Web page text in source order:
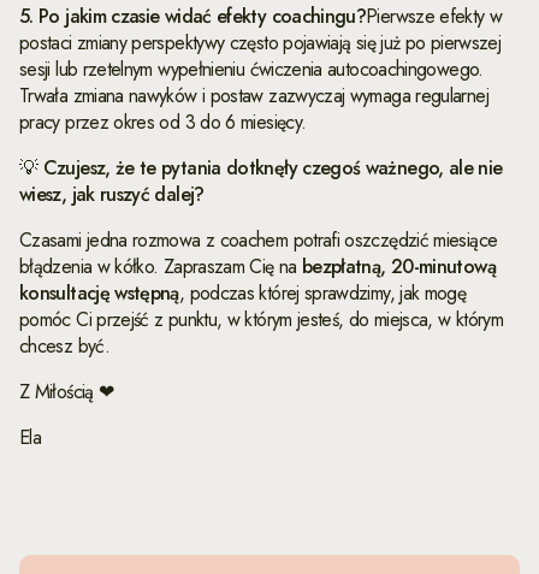
5. Po jakim czasie widać efekty coachingu?Pierwsze efekty w
postaci zmiany perspektywy często pojawiają się już po pierwszej
sesji lub rzetelnym wypełnieniu ćwiczenia autocoachingowego.
Trwała zmiana nawyków i postaw zazwyczaj wymaga regularnej
pracy przez okres od 3 do 6 miesięcy.
💡 Czujesz, że te pytania dotknęły czegoś ważnego, ale nie
wiesz, jak ruszyć dalej?
Czasami jedna rozmowa z coachem potrafi oszczędzić miesiące
błądzenia w kółko. Zapraszam Cię na bezpłatną, 20-minutową
konsultację wstępną, podczas której sprawdzimy, jak mogę
pomóc Ci przejść z punktu, w którym jesteś, do miejsca, w którym
chcesz być.
Z Miłością ❤
Ela